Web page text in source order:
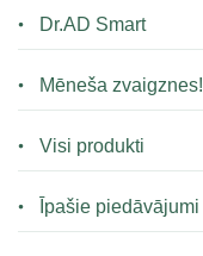
Dr.AD Smart
Mēneša zvaigznes!
Visi produkti
Īpašie piedāvājumi